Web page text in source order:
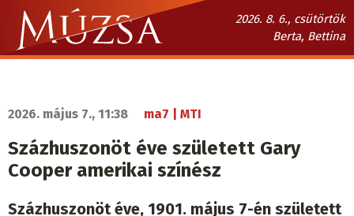
Ugrás
tartalomra
2026. 8. 6., csütörtök
Berta, Bettina
Múzsa.sk
navigáció
2026. május 7., 11:38 ma7 | MTI
Százhuszonöt éve született Gary
Cooper amerikai színész
Százhuszonöt éve, 1901. május 7-én született